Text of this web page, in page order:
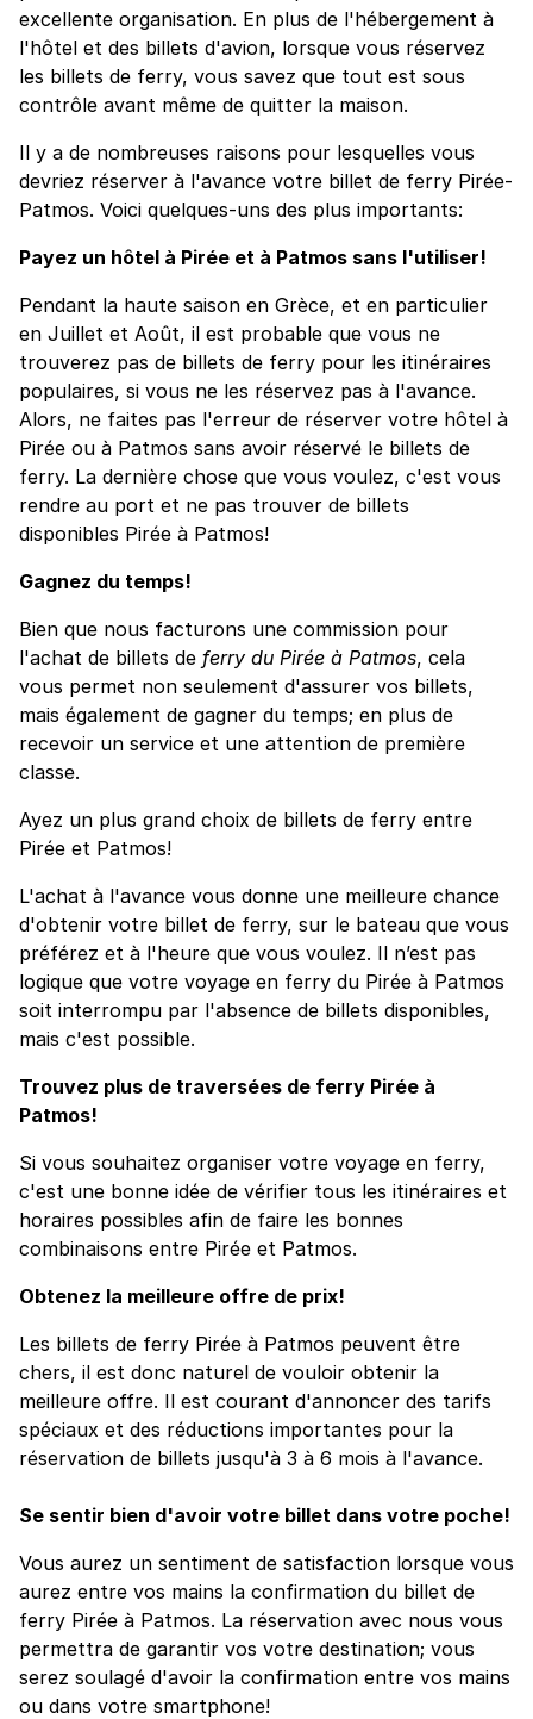
excellente organisation. En plus de l'hébergement à
l'hôtel et des billets d'avion, lorsque vous réservez
les billets de ferry, vous savez que tout est sous
contrôle avant même de quitter la maison.
Il y a de nombreuses raisons pour lesquelles vous
devriez réserver à l'avance votre billet de ferry Pirée-
Patmos. Voici quelques-uns des plus importants:
Payez un hôtel à Pirée et à Patmos sans l'utiliser!
Pendant la haute saison en Grèce, et en particulier
en Juillet et Août, il est probable que vous ne
trouverez pas de billets de ferry pour les itinéraires
populaires, si vous ne les réservez pas à l'avance.
Alors, ne faites pas l'erreur de réserver votre hôtel à
Pirée ou à Patmos sans avoir réservé le billets de
ferry. La dernière chose que vous voulez, c'est vous
rendre au port et ne pas trouver de billets
disponibles Pirée à Patmos!
Gagnez du temps!
Bien que nous facturons une commission pour
l'achat de billets de ferry du Pirée à Patmos, cela
vous permet non seulement d'assurer vos billets,
mais également de gagner du temps; en plus de
recevoir un service et une attention de première
classe.
Ayez un plus grand choix de billets de ferry entre
Pirée et Patmos!
L'achat à l'avance vous donne une meilleure chance
d'obtenir votre billet de ferry, sur le bateau que vous
préférez et à l'heure que vous voulez. Il n’est pas
logique que votre voyage en ferry du Pirée à Patmos
soit interrompu par l'absence de billets disponibles,
mais c'est possible.
Trouvez plus de traversées de ferry Pirée à
Patmos!
Si vous souhaitez organiser votre voyage en ferry,
c'est une bonne idée de vérifier tous les itinéraires et
horaires possibles afin de faire les bonnes
combinaisons entre Pirée et Patmos.
Obtenez la meilleure offre de prix!
Les billets de ferry Pirée à Patmos peuvent être
chers, il est donc naturel de vouloir obtenir la
meilleure offre. Il est courant d'annoncer des tarifs
spéciaux et des réductions importantes pour la
réservation de billets jusqu'à 3 à 6 mois à l'avance.
Se sentir bien d'avoir votre billet dans votre poche!
Vous aurez un sentiment de satisfaction lorsque vous
aurez entre vos mains la confirmation du billet de
ferry Pirée à Patmos. La réservation avec nous vous
permettra de garantir vos votre destination; vous
serez soulagé d'avoir la confirmation entre vos mains
ou dans votre smartphone!